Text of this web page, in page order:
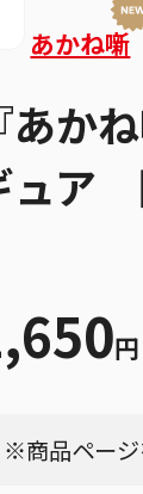
あかね噺
あか
ュア
円
※商品ページ